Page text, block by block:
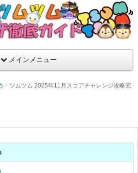
ツムツム攻略・裏ワザ徹底
ろに手が届くツムツム攻略サイト！新ツ
ムツムを120％楽しめるサイトを目指し
メインメニュー
ツムツム 2025年11月スコアチャレンジ攻略完